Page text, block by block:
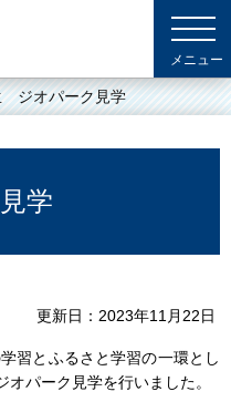
ジオパーク見学
学
更新日 2023年11月22日
習とふるさと学習の一環とし
パーク見学を行いました。